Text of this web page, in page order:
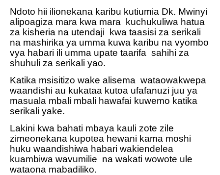
Ndoto hii ilionekana karibu kutiumia Dk. Mwinyi
alipoagiza mara kwa mara
kuchukuliwa hatua
za kisheria na utendaji
kwa taasisi za serikali
na mashirika ya umma kuwa karibu na vyombo
vya habari ili umma upate taarifa sahihi za
shuhuli za serikali yao.
Katika msisitizo wake alisema wataowakwepa
waandishi au kukataa kutoa ufafanuzi juu ya
masuala mbali mbali hawafai kuwemo katika
serikali yake.
Lakini kwa bahati mbaya kauli zote zile
zimeonekana kupotea hewani kama moshi
huku waandishiwa habari wakiendelea
kuambiwa wavumilie na wakati wowote ule
wataona mabadiliko.